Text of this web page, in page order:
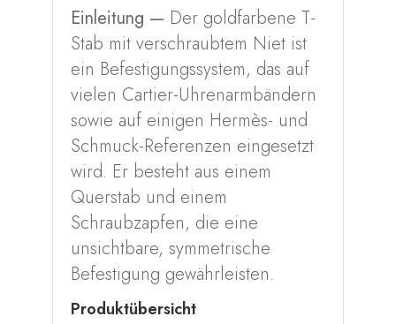
Einleitung — Der goldfarbene T-
Stab mit verschraubtem Niet ist
ein Befestigungssystem, das auf
vielen Cartier-Uhrenarmbändern
sowie auf einigen Hermès- und
Schmuck-Referenzen eingesetzt
wird. Er besteht aus einem
Querstab und einem
Schraubzapfen, die eine
unsichtbare, symmetrische
Befestigung gewährleisten.
Produktübersicht